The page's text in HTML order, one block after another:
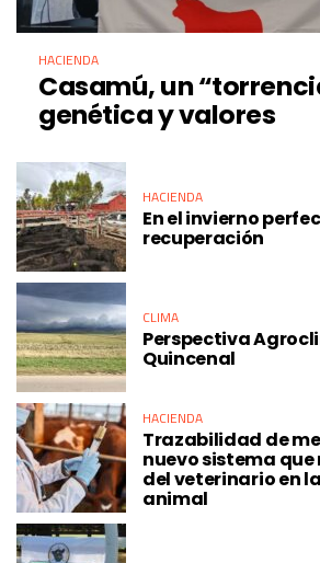
HACIENDA
Casamú, un
genética y valores
HACIENDA
En el invierno
recuperación
CLIMA
Perspectiva
Quincenal
HACIENDA
Trazabilidad de
nuevo sistema que
del veterinario en
animal